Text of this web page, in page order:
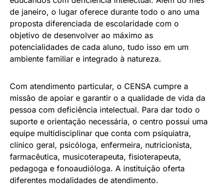
de janeiro, o lugar oferece durante todo o ano uma
proposta diferenciada de escolaridade com o
objetivo de desenvolver ao máximo as
potencialidades de cada aluno, tudo isso em um
ambiente familiar e integrado à natureza.
Com atendimento particular, o CENSA cumpre a
missão de apoiar e garantir o a qualidade de vida da
pessoa com deficiência intelectual. Para dar todo o
suporte e orientação necessária, o centro possui uma
equipe multidisciplinar que conta com psiquiatra,
clínico geral, psicóloga, enfermeira, nutricionista,
farmacêutica, musicoterapeuta, fisioterapeuta,
pedagoga e fonoaudióloga. A instituição oferta
diferentes modalidades de atendimento.